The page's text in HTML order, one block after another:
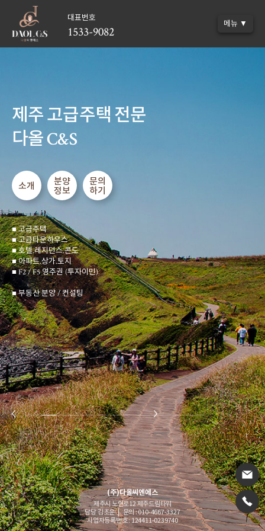
대표번호
1533-9082 메뉴 ▼
제주 고급주택 전문
다올 C&S
소개
분양
정보
문의
하기
■ 고급주택
■ 고급타운하우스
■ 호텔.레지던스.콘도
■ 아파트.상가.토지
■ F2 / F5 영주권 (투자이민)
■ 부동산 분양 / 컨설팅
(주)다올씨엔에스
제주시 노연로12 제주드림타워
담당 김초운 | 문의 : 010-4667-3327
사업자등록번호 : 124411-0239740